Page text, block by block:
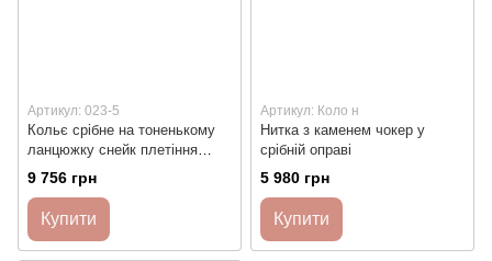
Артикул: 023-5
Кольє срібне на тоненькому
ланцюжку снейк плетіння
Каміньчик
9 756 грн
Купити
Артикул: Коло н
Нитка з каменем чокер у
срібній оправі
5 980 грн
Купити